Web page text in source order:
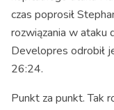
czas poprosił
rozwiązania w ataku
Developres odrobił
26:24.
Punkt za punkt. Tak